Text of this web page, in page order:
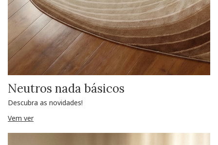
Neutros nada básicos
Descubra as novidades!
Vem ver